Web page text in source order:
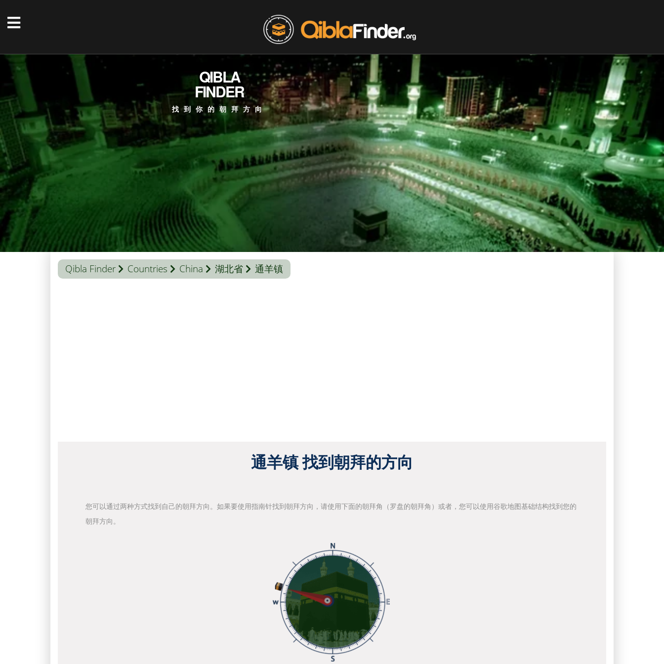
QIBLA
FINDER
找到你的朝拜方向
Qibla Finder Countries China 湖北省 通羊镇
通羊镇 找到朝拜的方向
您可以通过两种方式找到自己的朝拜方向。如果要使用指南针找到朝拜方向，请使用下面的朝拜角（罗盘的朝拜角）或者，您可以使用谷歌地图基础结构找到您的
朝拜方向。